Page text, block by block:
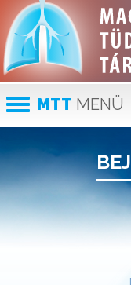
MTT MENÜ